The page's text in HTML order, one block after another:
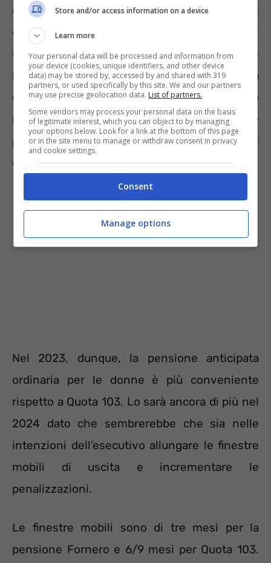
dieci mesi di contributi per le donne e 42 anni
e dieci mesi per gli uomini
indipendentemente dall’età anagrafica. Per le
lavoratrici, dunque,si tratta di una
differenza di dieci mesi.Aspettando questo
lasso temporale si riceverebbe una pensione
piena, senza penalizzazioni e tagli
dell’assegno pensionistico.
Nel 2023, dunque, la pensione anticipata
ordinaria per le donne è più conveniente
rispetto a Quota 103. Lo sarà ancora di più nel
2024 dato che sembrerebbe che sia nelle
intenzioni dell’esecutivo allungare le finestre
mobili di uscita e incrementare le
penalizzazioni.
Le finestre mobili sono di tre mesi per la
pensione Fornero e 6/9 mesi per Quota 103.
Store and/or access information on a device
Learn more
Your personal data will be processed and information from
your device (cookies, unique identifiers, and other device
data) may be stored by, accessed by and shared with 319
partners, or used specifically by this site. We and our partners
may use precise geolocation data. List of partners.
Some vendors may process your personal data on the basis
of legitimate interest, which you can object to by managing
your options below. Look for a link at the bottom of this page
or in the site menu to manage or withdraw consent in privacy
and cookie settings.
Consent
Manage options